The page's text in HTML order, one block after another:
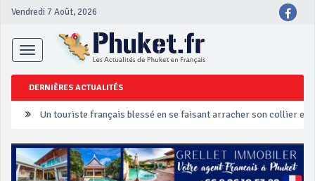
Vendredi 7 Août, 2026
Toggle
navigation
DERNIÈRES ACTUALITÉS
Un touriste français blessé en se faisant arracher son collier en
Phuket Peranakan Festival
‘Phuket Eye’ assurera la sécurité pendant Songkran